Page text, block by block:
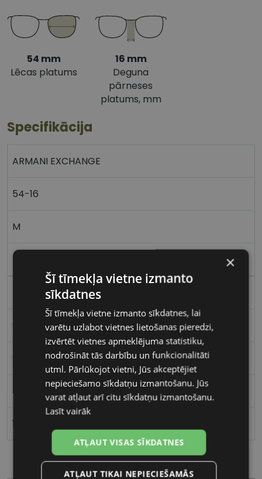
54 mm
Lēcas platums
16 mm
Deguna
pārneses
platums, mm
Specifikācija
ARMANI EXCHANGE
54-16
M
havana
Plastmasa
Stūrains
Sievietēm
54
16
×
Šī tīmekļa vietne izmanto
sīkdatnes
Šī tīmekļa vietne izmanto sīkdatnes, lai
varētu uzlabot vietnes lietošanas pieredzi,
izvērtēt vietnes apmeklējuma statistiku,
nodrošināt tās darbību un funkcionalitāti
utml. Pārlūkojot vietni, Jūs akceptējiet
nepieciešamo sīkdatņu izmantošanu. Jūs
varat atļaut arī citu sīkdatņu izmantošanu.
Lasīt vairāk
ATĻAUT VISAS SĪKDATNES
ATĻAUT TIKAI NEPIECIEŠAMĀS